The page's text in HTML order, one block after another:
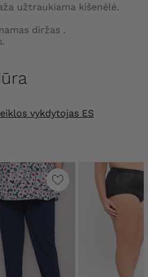
užtraukiama kišenėlė.
diržas .
vykdytojas ES